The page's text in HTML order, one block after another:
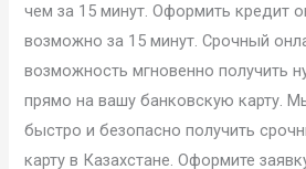
чем за 15 минут. Оформить кредит
возможно за 15 минут. Срочный
возможность мгновенно получить
прямо на вашу банковскую карту.
быстро и безопасно получить
карту в Казахстане. Оформите